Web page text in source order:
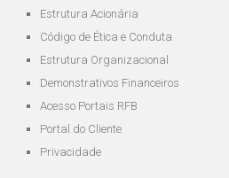
Estrutura Acionária
Código de Ética e Conduta
Estrutura Organizacional
Demonstrativos Financeiros
Acesso Portais RFB
Portal do Cliente
Privacidade